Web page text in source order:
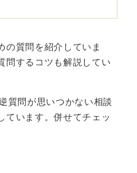
増します。
することは、働き方
ルモデルの発見にも
の質問を紹介していま
問するコツも解説してい
質問が思いつかない相談
ています。併せてチェッ